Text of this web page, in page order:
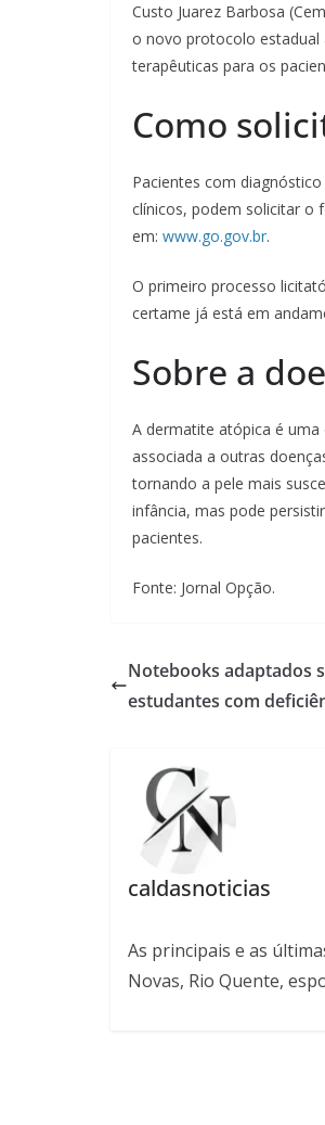
Custo Juarez Barbosa
o novo protocolo estadual
terapêuticas para os
Como
Pacientes com
clínicos, podem solicitar o
em: www.go.gov.br.
O primeiro processo
certame já está em
Sobre a
A dermatite atópica é
associada a outras
tornando a pele mais
infância, mas pode
pacientes.
Fonte: Jornal Opção.
Notebooks adaptados
estudantes com
caldasnoticias
As principais e as
Novas, Rio Quente,